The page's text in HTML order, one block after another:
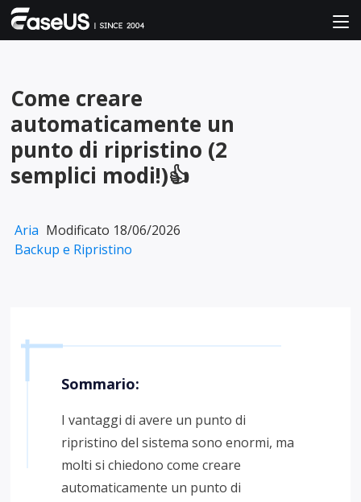
Come creare
automaticamente un
punto di ripristino (2
semplici modi!)👍
Aria Modificato 18/06/2026
Backup e Ripristino
Sommario:
I vantaggi di avere un punto di
ripristino del sistema sono enormi, ma
molti si chiedono come creare
automaticamente un punto di